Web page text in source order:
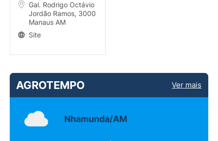
Gal. Rodrigo Octávio
Jordão Ramos, 3000
Manaus AM
Site
AGROTEMPO Ver mais
Nhamundá/AM